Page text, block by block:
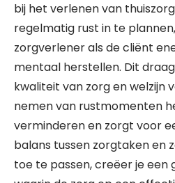
bij het verlenen van
regelmatig rust in te
zorgverlener als de cliënt
mentaal herstellen. Dit
kwaliteit van zorg en welzijn
nemen van rustmomenten
verminderen en zorgt voor
balans tussen zorgtaken en
toe te passen, creëer je een